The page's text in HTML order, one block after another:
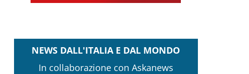
NEWS DALL'ITALIA E DAL MONDO
In collaborazione con Askanews